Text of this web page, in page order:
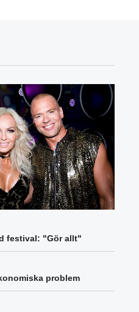
festival: "Gör allt"
problem